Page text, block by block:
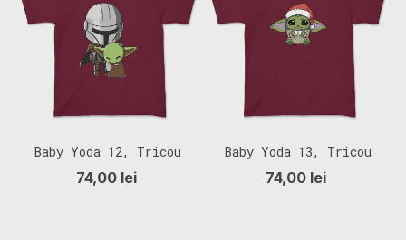
Baby Yoda 12, Tricou
Copii
74,00 lei
Baby Yoda 13, Tricou
Copii
74,00 lei